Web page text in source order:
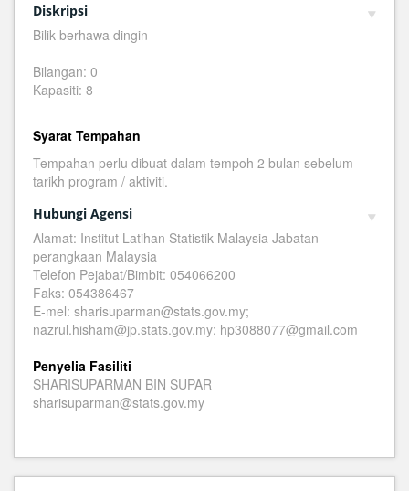
Diskripsi
Bilik berhawa dingin
Bilangan: 0
Kapasiti: 8
Syarat Tempahan
Tempahan perlu dibuat dalam tempoh 2 bulan sebelum
tarikh program / aktiviti.
Hubungi Agensi
Alamat: Institut Latihan Statistik Malaysia Jabatan
perangkaan Malaysia
Telefon Pejabat/Bimbit: 054066200
Faks: 054386467
E-mel: sharisuparman@stats.gov.my;
nazrul.hisham@jp.stats.gov.my; hp3088077@gmail.com
Penyelia Fasiliti
SHARISUPARMAN BIN SUPAR
sharisuparman@stats.gov.my